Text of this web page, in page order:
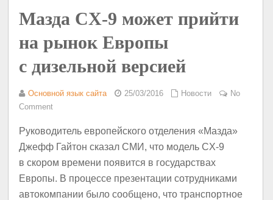
Мазда CX-9 может прийти
на рынок Европы
с дизельной версией
Основной язык сайта 25/03/2016 Новости
No
Comment
Руководитель европейского отделения «Мазда»
Джефф Гайтон сказал СМИ, что модель CX-9
в скором времени появится в государствах
Европы. В процессе презентации сотрудниками
автокомпании было сообщено, что транспортное